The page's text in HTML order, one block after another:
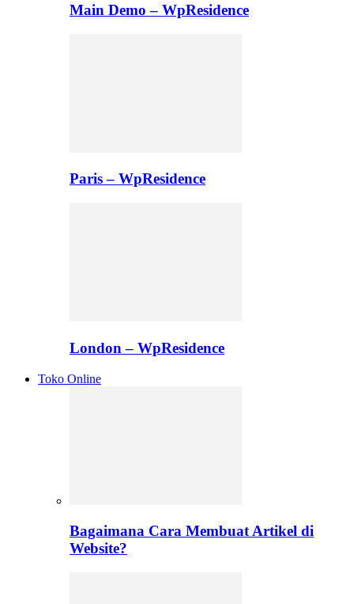
Main Demo – WpResidence
Paris – WpResidence
London – WpResidence
Toko Online
Bagaimana Cara Membuat Artikel di
Website?